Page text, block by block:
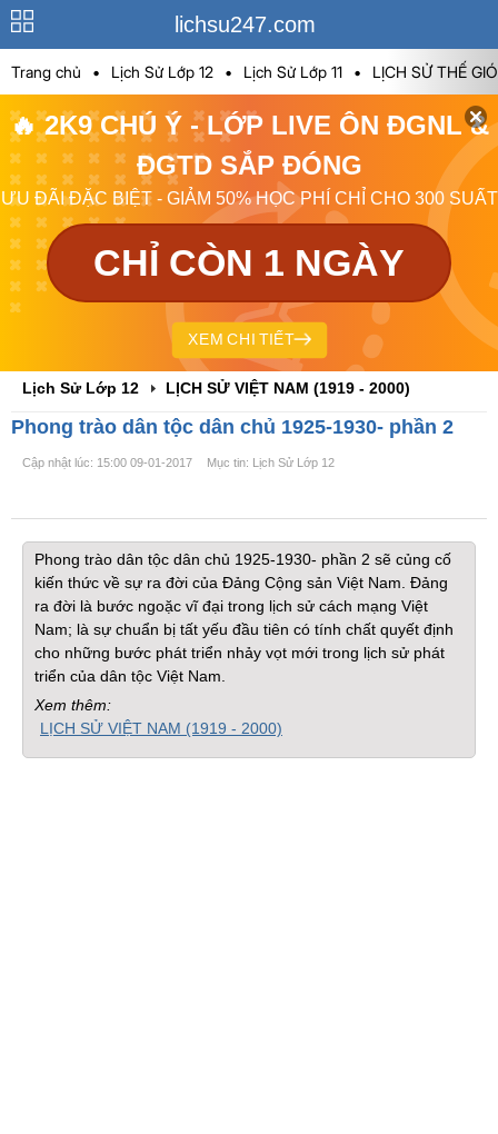
lichsu247.com
Trang chủ • Lịch Sử Lớp 12 • Lịch Sử Lớp 11 • LỊCH SỬ THẾ
🔥 2K9 CHÚ Ý - LỚP LIVE ÔN ĐGNL &
ĐGTD SẮP ĐÓNG
ƯU ĐÃI ĐẶC BIỆT - GIẢM 50% HỌC PHÍ CHỈ CHO 300 SUẤT
CHỈ CÒN 1 NGÀY
XEM CHI TIẾT
Lịch Sử Lớp 12 LỊCH SỬ VIỆT NAM (1919 - 2000)
Phong trào dân tộc dân chủ 1925-1930- phần 2
Cập nhật lúc: 15:00 09-01-2017 Mục tin: Lịch Sử Lớp 12
Phong trào dân tộc dân chủ 1925-1930- phần 2 sẽ củng cố
kiến thức về sự ra đời của Đảng Cộng sản Việt Nam. Đảng
ra đời là bước ngoặc vĩ đại trong lịch sử cách mạng Việt
Nam; là sự chuẩn bị tất yếu đầu tiên có tính chất quyết định
cho những bước phát triển nhảy vọt mới trong lịch sử phát
triển của dân tộc Việt Nam.
Xem thêm:
LỊCH SỬ VIỆT NAM (1919 - 2000)